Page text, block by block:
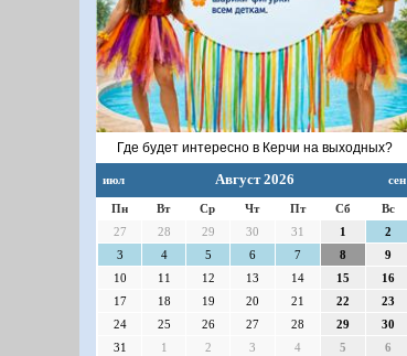
Где будет интересно в Керчи на выходных?
июл Август 2026 сен
Пн Вт Ср Чт Пт Сб
Вс
27
28 29 30 31 1
2
3
4 5 6 7 8
9
10
11 12 13 14 15
16
17
18 19 20 21 22
23
24
25 26 27 28 29
30
31
1 2 3 4 5 6